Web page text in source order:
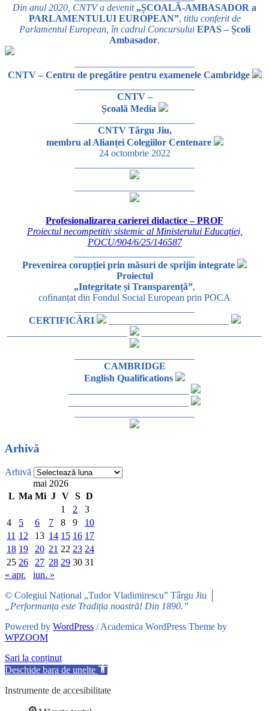
Din anul 2020, CNTV a devenit „ȘCOALĂ-AMBASADOR a
PARLAMENTULUI EUROPEAN”, titlu conferit de
Parlamentul European, în cadrul Concursului EPAS – Școli
Ambasador.
CNTV – Centru de pregătire pentru examenele Cambridge
CNTV –
Școală Media
CNTV Târgu Jiu,
membru al Alianței Colegiilor Centenare
24 octombrie 2022
Profesionalizarea carierei didactice – PROF
Proiectul necompetitiv sistemic al Ministerului Educației,
POCU/904/6/25/146587
Prevenirea corupției prin măsuri de sprijin integrate
Proiectul
„Integritate și Transparență”,
cofinanțat din Fondul Social European prin POCA
CERTIFICĂRI
_________________________
CAMBRIDGE
English Qualifications
Arhivă
Arhivă
mai 2026
L Ma Mi J V S D
1
2
3
4
5 6 7 8 9
10
11 12 13 14 15 16 17
18 19 20 21 22 23 24
25 26 27 28 29 30 31
« apr.
iun. »
© Colegiul Național „Tudor Vladimirescu” Târgu Jiu │
„Performanța este Tradiția noastră! Din 1890.”
Powered by WordPress / Academica WordPress Theme by
WPZOOM
Sari la conținut
Deschide bara de unelte
Instrumente de accesibilitate